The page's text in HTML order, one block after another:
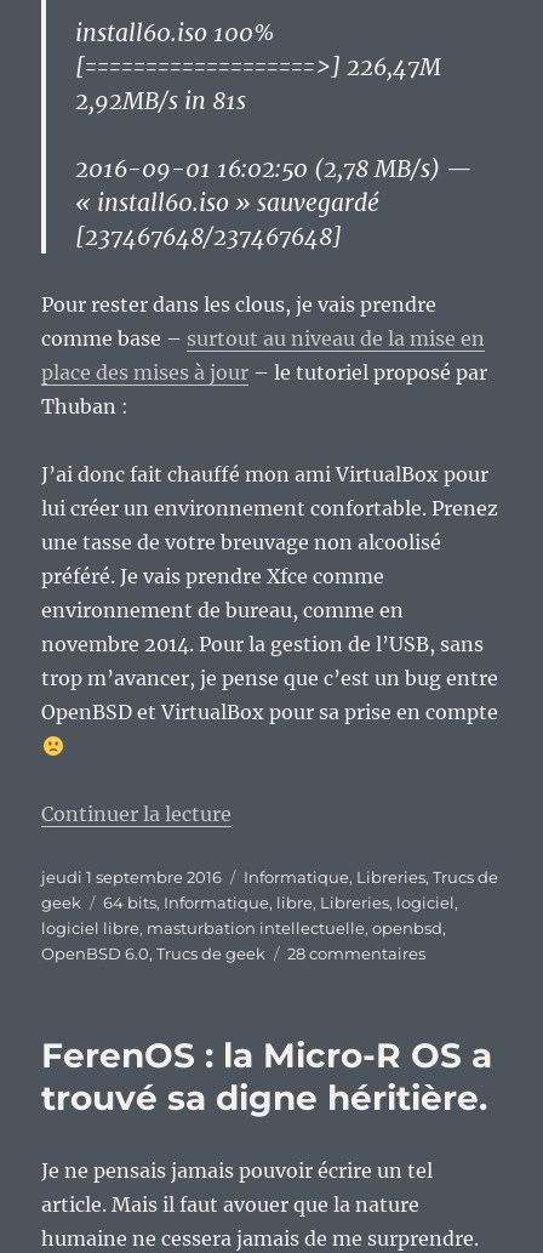
install60.iso 100%
[===================>] 226,47M
2,92MB/s in 81s
2016-09-01 16:02:50 (2,78 MB/s) —
« install60.iso » sauvegardé
[237467648/237467648]
Pour rester dans les clous, je vais prendre
comme base – surtout au niveau de la mise en
place des mises à jour – le tutoriel proposé par
Thuban :
J’ai donc fait chauffé mon ami VirtualBox pour
lui créer un environnement confortable. Prenez
une tasse de votre breuvage non alcoolisé
préféré. Je vais prendre Xfce comme
environnement de bureau, comme en
novembre 2014. Pour la gestion de l’USB, sans
trop m’avancer, je pense que c’est un bug entre
OpenBSD et VirtualBox pour sa prise en compte
Continuer la lecture
Publié
le
jeudi 1 septembre 2016 Catégories
Informatique, Libreries,Trucs de
geek
Étiquettes
64 bits, Informatique, libre, Libreries, logiciel,
logiciel libre, masturbation intellectuelle,openbsd,
OpenBSD 6.0,Trucs de geek 28 commentairessur
Oh,
du
poisson
:)
FerenOS : la Micro-R OS a
trouvé sa digne héritière.
Je ne pensais jamais pouvoir écrire un tel
article. Mais il faut avouer que la nature
humaine ne cessera jamais de me surprendre.